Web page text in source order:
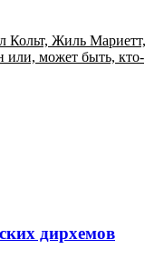
Кольт, Жиль Мариетт,
может быть, кто-
дирхемов